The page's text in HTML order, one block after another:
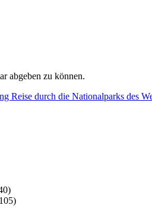
abgeben zu können.
Reise durch die Nationalparks des